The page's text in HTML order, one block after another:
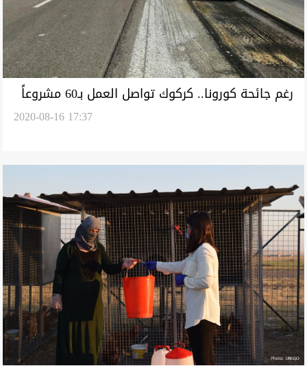
رغم جائحة كورونا.. كركوك تواصل العمل بـ60 مشروعاً
2020-08-16 17:37